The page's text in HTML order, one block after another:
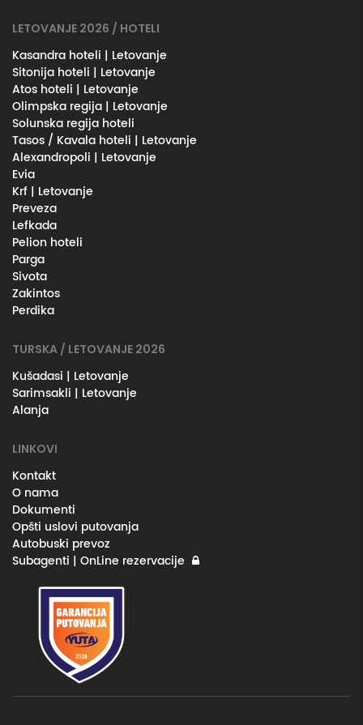
LETOVANJE 2026 / HOTELI
Kasandra hoteli | Letovanje
Sitonija hoteli | Letovanje
Atos hoteli | Letovanje
Olimpska regija | Letovanje
Solunska regija hoteli
Tasos / Kavala hoteli | Letovanje
Alexandropoli | Letovanje
Evia
Krf | Letovanje
Preveza
Lefkada
Pelion hoteli
Parga
Sivota
Zakintos
Perdika
TURSKA / LETOVANJE 2026
Kušadasi | Letovanje
Sarimsakli | Letovanje
Alanja
LINKOVI
Kontakt
O nama
Dokumenti
Opšti uslovi putovanja
Autobuski prevoz
Subagenti | OnLine rezervacije